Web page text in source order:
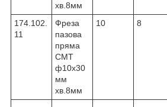
хв.8мм
174.102.
11
Фреза
пазова
пряма
CMT
ф10х30
мм
хв.8мм
10 8